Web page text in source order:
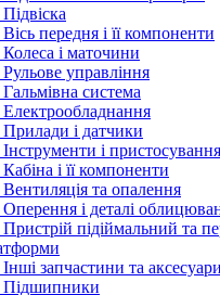
передня і її компоненти
і маточини
управління
система
Електрообладнання
Прилади і датчики
і пристосування
і її компоненти
та опалення
і деталі
підіймальний та
запчастини та аксесуари
Підшипники